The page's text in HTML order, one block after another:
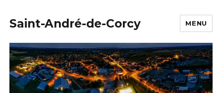
Saint-André-de-Corcy MENU